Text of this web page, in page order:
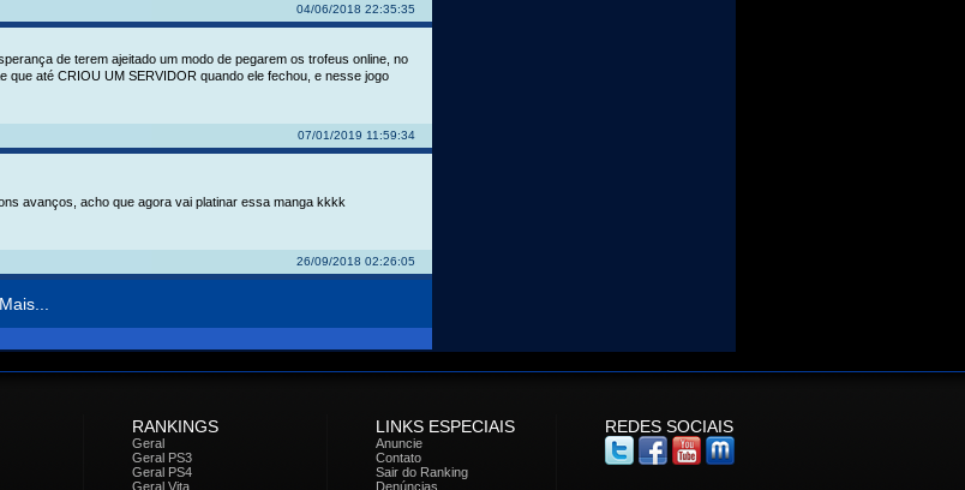
04/06/2018 22:35:35
de terem ajeitado um modo de pegarem os trofeus online, no
que até CRIOU UM SERVIDOR quando ele fechou, e nesse jogo
07/01/2019 11:59:34
avanços, acho que agora vai platinar essa manga kkkk
26/09/2018 02:26:05
RANKINGS LINKS ESPECIAIS REDES SOCIAIS
Geral
Geral PS3
Geral PS4
Geral Vita
Anuncie
Contato
Sair do Ranking
Denúncias